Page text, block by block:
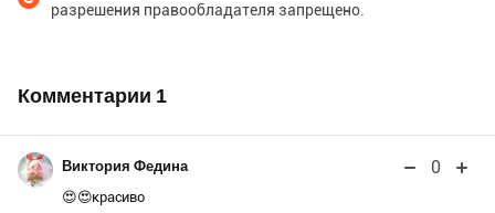
разрешения правообладателя запрещено.
Комментарии 1
Виктория Федина 0
😍😍красиво